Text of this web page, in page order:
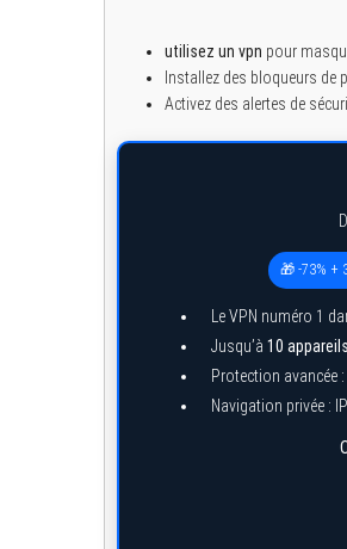
utilisez un vpn pour
Installez des bloqueurs de
Activez des alertes de
🎁 -73% +
Le VPN numéro 1
Jusqu’à 10 appareils
Protection avancée
Navigation privée :
S
r
h